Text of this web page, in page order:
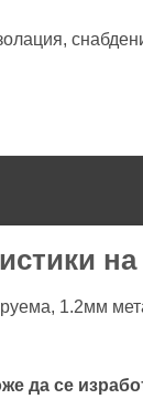
на
1.2мм
да се